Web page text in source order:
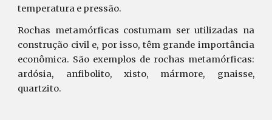
temperatura e pressão.
Rochas metamórficas costumam ser utilizadas na
construção civil e, por isso, têm grande importância
econômica. São exemplos de rochas metamórficas:
ardósia, anfibolito, xisto, mármore, gnaisse,
quartzito.